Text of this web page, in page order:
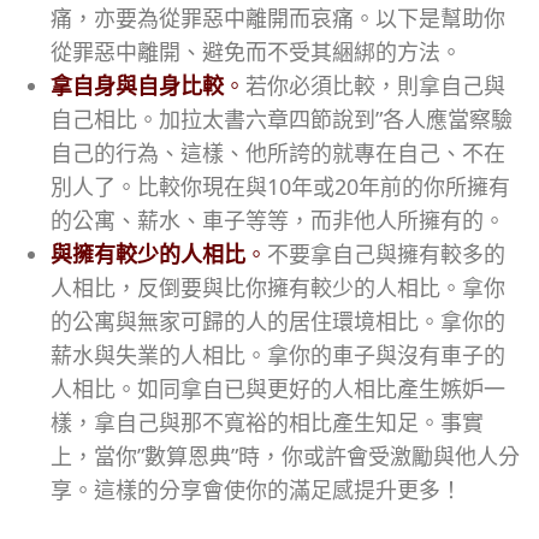
痛，亦要為從罪惡中離開而哀痛。以下是幫助你
從罪惡中離開、避免而不受其綑綁的方法。
拿自身與自身比較 。 若你必須比較，則拿自己與
自己相比。加拉太書六章四節說到”各人應當察驗
自己的行為、這樣、他所誇的就專在自己、不在
別人了。比較你現在與10年或20年前的你所擁有
的公寓、薪水、車子等等，而非他人所擁有的。
與擁有較少的人相比 。 不要拿自己與擁有較多的
人相比，反倒要與比你擁有較少的人相比。拿你
的公寓與無家可歸的人的居住環境相比。拿你的
薪水與失業的人相比。拿你的車子與沒有車子的
人相比。如同拿自已與更好的人相比產生嫉妒一
樣，拿自己與那不寬裕的相比產生知足。事實
上，當你”數算恩典”時，你或許會受激勵與他人分
享。這樣的分享會使你的滿足感提升更多！